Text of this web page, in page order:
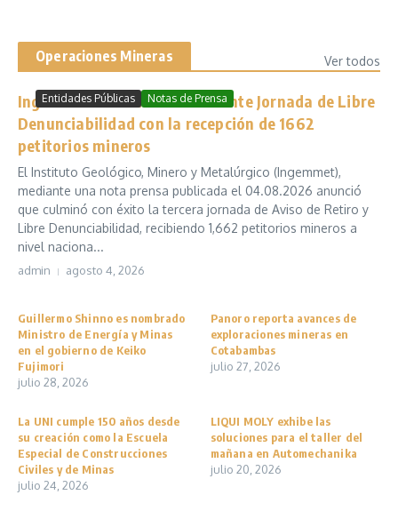
Operaciones Mineras Ver todos
Entidades Públicas Notas de Prensa
Ingemmet culmina exitosamente Jornada de Libre
Denunciabilidad con la recepción de 1662
petitorios mineros
El Instituto Geológico, Minero y Metalúrgico (Ingemmet),
mediante una nota prensa publicada el 04.08.2026 anunció
que culminó con éxito la tercera jornada de Aviso de Retiro y
Libre Denunciabilidad, recibiendo 1,662 petitorios mineros a
nivel naciona...
admin agosto 4, 2026
Guillermo Shinno es nombrado
Ministro de Energía y Minas
en el gobierno de Keiko
Fujimori
julio 28, 2026
Panoro reporta avances de
exploraciones mineras en
Cotabambas
julio 27, 2026
La UNI cumple 150 años desde
su creación como la Escuela
Especial de Construcciones
Civiles y de Minas
julio 24, 2026
LIQUI MOLY exhibe las
soluciones para el taller del
mañana en Automechanika
julio 20, 2026